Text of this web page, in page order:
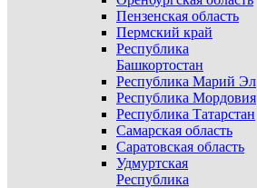
Пензенская область
Пермский край
Республика
Башкортостан
Республика Марий Эл
Республика Мордовия
Республика Татарстан
Самарская область
Саратовская область
Удмуртская
Республика